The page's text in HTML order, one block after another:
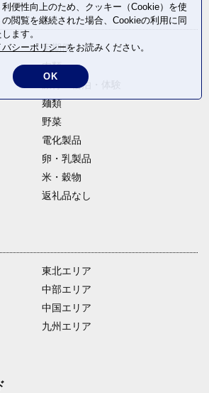
定期便
肉類
旅行・宿泊・体験
麺類
野菜
電化製品
卵・乳製品
米・穀物
返礼品なし
東北エリア
中部エリア
中国エリア
九州エリア
便性向上のため、クッキー（Cookie）を使
閲覧を継続された場合、Cookieの利用に同
ます。
バシーポリシーをお読みください。
OK